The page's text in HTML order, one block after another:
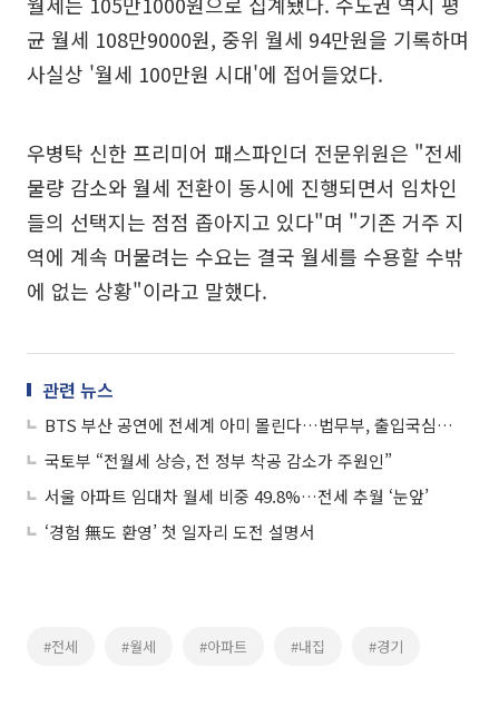
균 월세 108만9000원, 중위 월세 94만원을 기록하며
사실상 '월세 100만원 시대'에 접어들었다.
우병탁 신한 프리미어 패스파인더 전문위원은 "전세
물량 감소와 월세 전환이 동시에 진행되면서 임차인
들의 선택지는 점점 좁아지고 있다"며 "기존 거주 지
역에 계속 머물려는 수요는 결국 월세를 수용할 수밖
에 없는 상황"이라고 말했다.
관련 뉴스
BTS 부산 공연에 전세계 아미 몰린다…법무부, 출입국심사 특별대책
국토부 “전월세 상승, 전 정부 착공 감소가 주원인”
서울 아파트 임대차 월세 비중 49.8%…전세 추월 ‘눈앞’
‘경험 無도 환영’ 첫 일자리 도전 설명서
#전세 #월세 #아파트 #내집 #경기